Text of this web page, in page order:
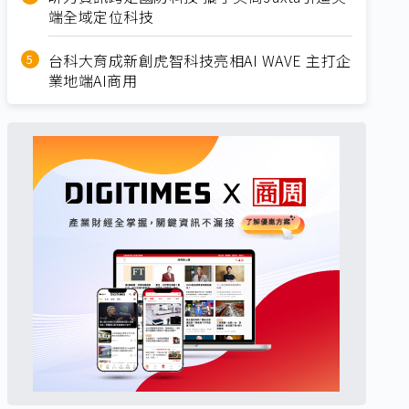
端全域定位科技
台科大育成新創虎智科技亮相AI WAVE 主打企
業地端AI商用